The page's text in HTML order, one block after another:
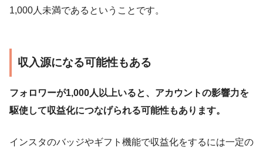
1,000人未満であるということです。
収入源になる可能性もある
フォロワーが1,000人以上いると、アカウントの影響力を
駆使して収益化につなげられる可能性もあります。
インスタのバッジやギフト機能で収益化をするには一定の